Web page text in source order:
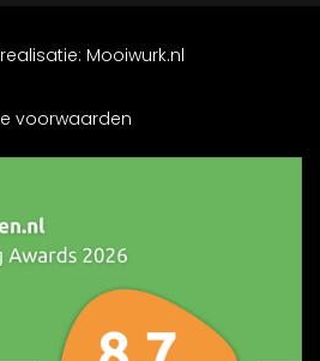
Mooiwurk.nl
voorwaarden